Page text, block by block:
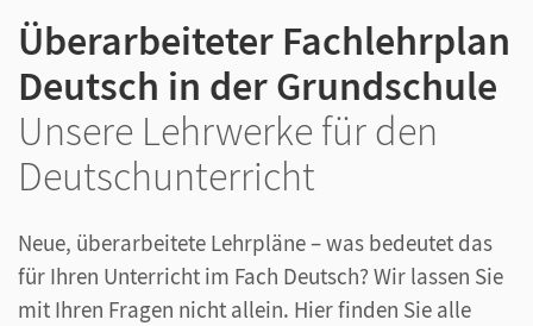
Überarbeiteter Fachlehrplan
Deutsch in der Grundschule
Unsere Lehrwerke für den
Deutschunterricht
Neue, überarbeitete Lehrpläne – was bedeutet das
für Ihren Unterricht im Fach Deutsch? Wir lassen Sie
mit Ihren Fragen nicht allein. Hier finden Sie alle